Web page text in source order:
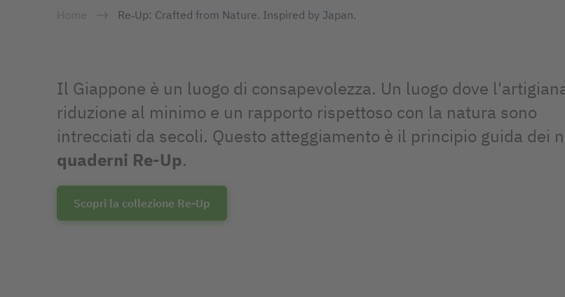
Home Re‑Up: Crafted from Nature. Inspired by Japan.
Il Giappone è un luogo di consapevolezza. Un luogo dove
riduzione al minimo e un rapporto rispettoso con la natura sono
intrecciati da secoli. Questo atteggiamento è il principio guida dei
quaderni Re-Up.
Scopri la collezione Re-Up